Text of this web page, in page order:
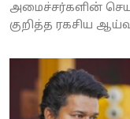
அமைச்சர்களின்
குறித்த ரகசிய